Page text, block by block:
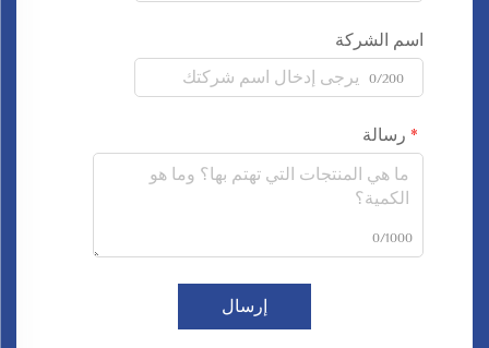
اسم الشركة
0/200
رسالة
0/1000
إرسال